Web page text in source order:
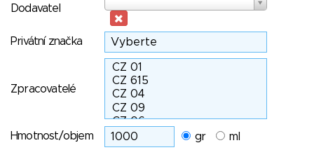
Dodavatel
Privátní značka
Zpracovatelé
Hmotnost/objem gr
ml